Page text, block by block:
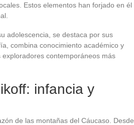
Estos elementos han forjado en él
adolescencia, se destaca por sus
combina conocimiento académico y
contemporáneos más
infancia y
de las montañas del Cáucaso. Desde